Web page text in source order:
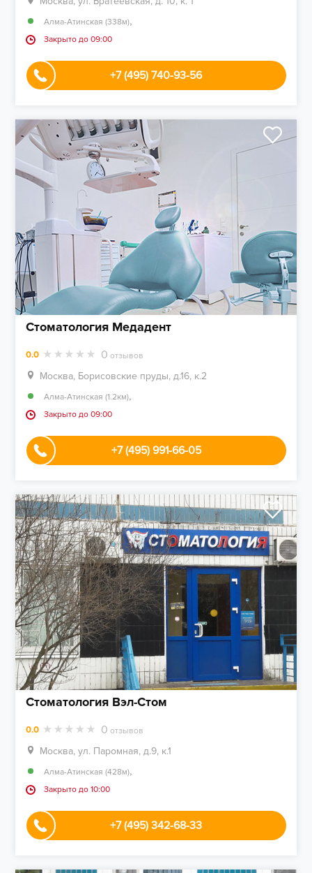
Алма-Атинская (338м),
Закрыто до 09:00
+7 (495) 740-93-56
Стоматология Медадент
0.0 0 отзывов
Москва, Борисовские пруды, д.16, к.2
Алма-Атинская (1.2км),
Закрыто до 09:00
+7 (495) 991-66-05
Стоматология Вэл-Стом
0.0 0 отзывов
Москва, ул. Паромная, д.9, к.1
Алма-Атинская (428м),
Закрыто до 10:00
+7 (495) 342-68-33